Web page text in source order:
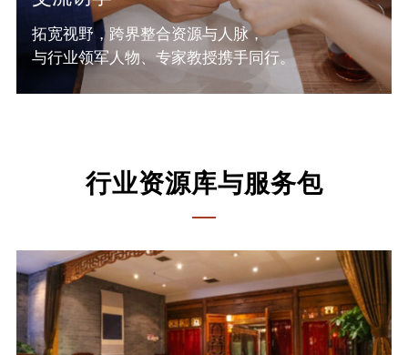
拓宽视野，跨界整合资源与人脉，
与行业领军人物、专家教授携手同行。
行业资源库与服务包